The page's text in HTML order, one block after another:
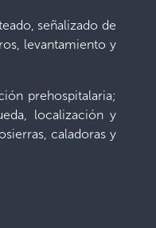
señalizado de
levantamiento y
prehospitalaria;
localización y
caladoras y